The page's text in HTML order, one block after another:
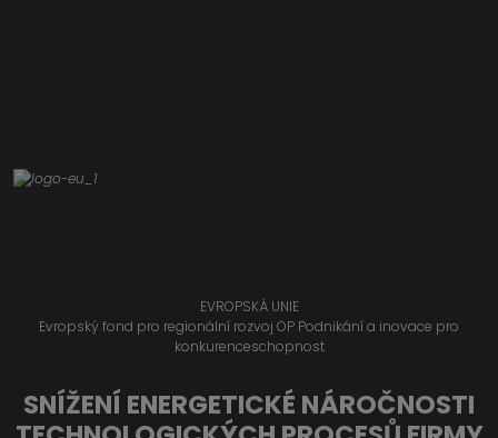
EVROPSKÁ UNIE
Evropský fond pro regionální rozvoj OP Podnikání a inovace pro
konkurenceschopnost
SNÍŽENÍ ENERGETICKÉ NÁROČNOSTI